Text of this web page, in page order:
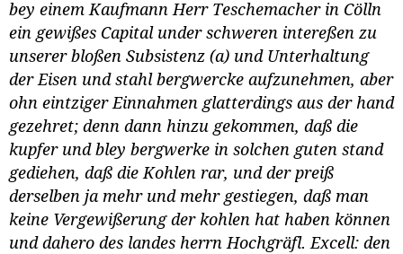
bey einem Kaufmann Herr Teschemacher in Cölln
ein gewißes Capital under schweren intereßen zu
unserer bloßen Subsistenz (a) und Unterhaltung
der Eisen und stahl bergwercke aufzunehmen, aber
ohn eintziger Einnahmen glatterdings aus der hand
gezehret; denn dann hinzu gekommen, daß die
kupfer und bley bergwerke in solchen guten stand
gediehen, daß die Kohlen rar, und der preiß
derselben ja mehr und mehr gestiegen, daß man
keine Vergewißerung der kohlen hat haben können
und dahero des landes herrn Hochgräfl. Excell: den